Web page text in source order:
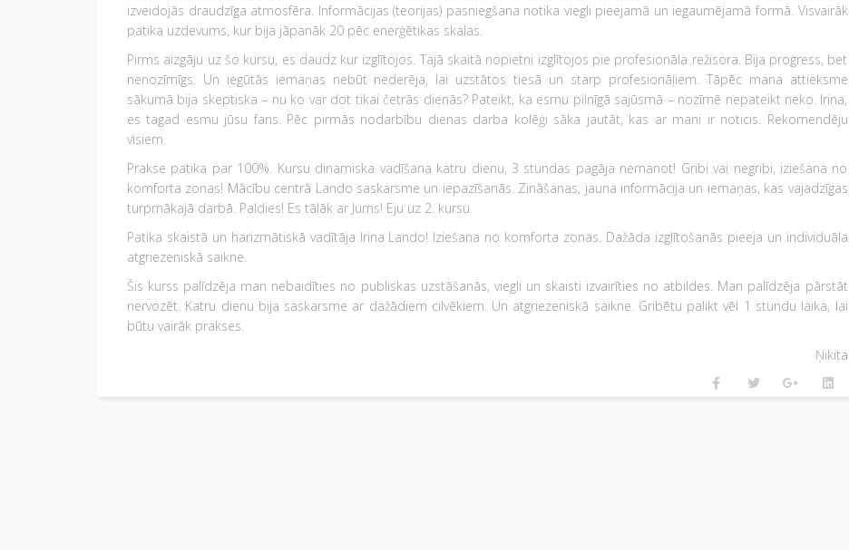
izveidojās draudzīga atmosfēra. Informācijas (teorijas) pasniegšana notika viegli pieejamā un iegaumējamā formā. Visvairāk
patika uzdevums, kur bija jāpanāk 20 pēc enerģētikas skalas.
Pirms aizgāju uz šo kursu, es daudz kur izglītojos. Tajā skaitā nopietni izglītojos pie profesionāla režisora. Bija progress, bet
nenozīmīgs. Un iegūtās iemaņas nebūt nederēja, lai uzstātos tiesā un starp profesionāļiem. Tāpēc mana attieksme
sākumā bija skeptiska – nu ko var dot tikai četrās dienās? Pateikt, ka esmu pilnīgā sajūsmā – nozīmē nepateikt neko. Irina,
es tagad esmu jūsu fans. Pēc pirmās nodarbību dienas darba kolēģi sāka jautāt, kas ar mani ir noticis. Rekomendēju
visiem.
Prakse patika par 100%. Kursu dinamiska vadīšana katru dienu, 3 stundas pagāja nemanot! Gribi vai negribi, iziešana no
komforta zonas! Mācību centrā Lando saskarsme un iepazīšanās. Zināšanas, jauna informācija un iemaņas, kas vajadzīgas
turpmākajā darbā. Paldies! Es tālāk ar Jums! Eju uz 2. kursu.
Patika skaistā un harizmātiskā vadītāja Irina Lando! Iziešana no komforta zonas. Dažāda izglītošanās pieeja un individuāla
atgriezeniskā saikne.
Šis kurss palīdzēja man nebaidīties no publiskas uzstāšanās, viegli un skaisti izvairīties no atbildes. Man palīdzēja pārstāt
nervozēt. Katru dienu bija saskarsme ar dažādiem cilvēkiem. Un atgriezeniskā saikne. Gribētu palikt vēl 1 stundu laika, lai
būtu vairāk prakses.
Ņikita